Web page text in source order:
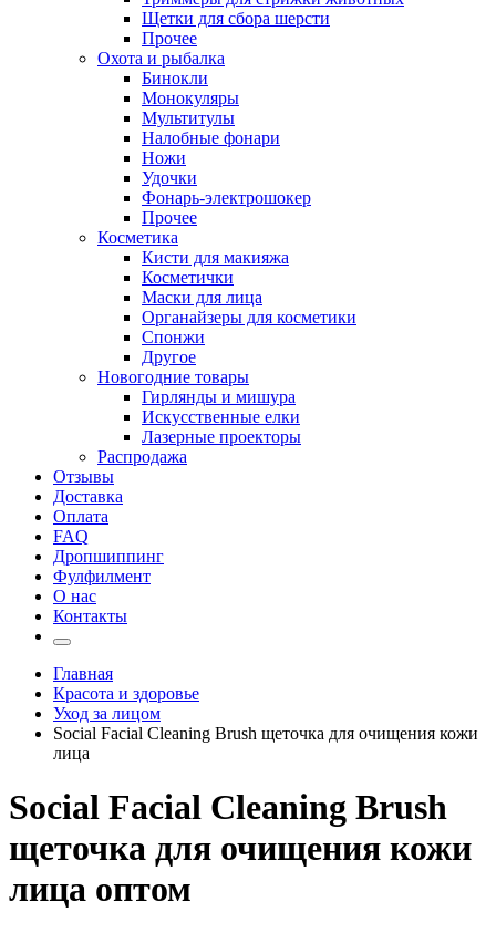
Щетки для сбора шерсти
Прочее
Охота и рыбалка
Бинокли
Монокуляры
Мультитулы
Налобные фонари
Ножи
Удочки
Фонарь-электрошокер
Прочее
Косметика
Кисти для макияжа
Косметички
Маски для лица
Органайзеры для косметики
Спонжи
Другое
Новогодние товары
Гирлянды и мишура
Искусственные елки
Лазерные проекторы
Распродажа
Отзывы
Доставка
Оплата
FAQ
Дропшиппинг
Фулфилмент
О нас
Контакты
Главная
Красота и здоровье
Уход за лицом
Social Facial Cleaning Brush щеточка для очищения кожи
лица
Social Facial Cleaning Brush
щеточка для очищения кожи
лица оптом